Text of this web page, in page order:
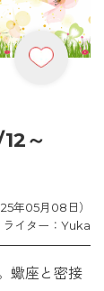
～
年05月08日）
ライター：Yuka
蠍座と密接